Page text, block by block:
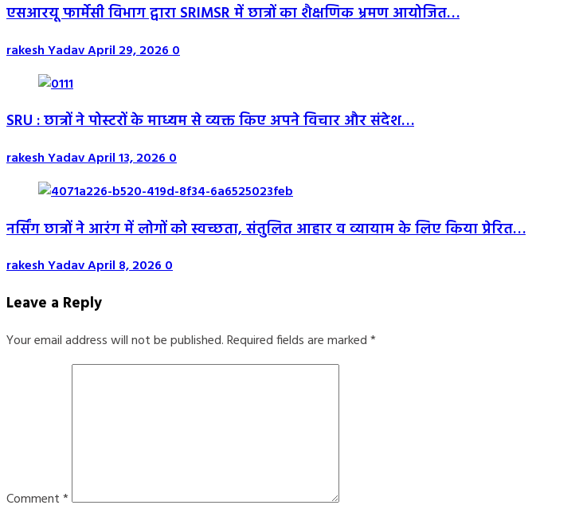
एसआरयू फार्मेसी विभाग द्वारा SRIMSR में छात्रों का शैक्षणिक भ्रमण आयोजित…
rakesh YadavApril 29, 20260
SRU : छात्रों ने पोस्टरों के माध्यम से व्यक्त किए अपने विचार और संदेश…
rakesh YadavApril 13, 20260
नर्सिंग छात्रों ने आरंग में लोगों को स्वच्छता, संतुलित आहार व व्यायाम के लिए किया प्रेरित…
rakesh YadavApril 8, 20260
Leave a Reply
Your email address will not be published.Required fields are marked*
Comment*